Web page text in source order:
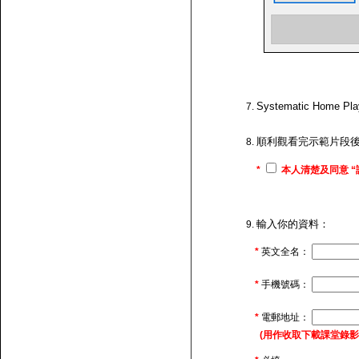
Systematic Home
順利觀看完示範片段
* 本人清楚及同意
輸入你的資料：
* 英文全名：
* 手機號碼：
* 電郵地址：
(用作收取下載課堂錄